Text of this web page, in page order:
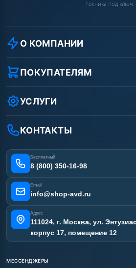
техника под ключ.
О КОМПАНИИ
О компании
Реквизиты ООО «Шоп АВД»
Условия соглашения
Вакансии
Статьи
ПОКУПАТЕЛЯМ
Как заказать?
Оплата
Лизинг
Получить скидку
УСЛУГИ
Услуги
Аренда АВД
Сертификаты
Наши работы
Карта сайта
КОНТАКТЫ
Бесплатный
8 (800) 350-16-98
Email
info@shop-avd.ru
Адрес
111024, г. Москва, ул.
корпус 17, помещение 12
МЕССЕНДЖЕРЫ